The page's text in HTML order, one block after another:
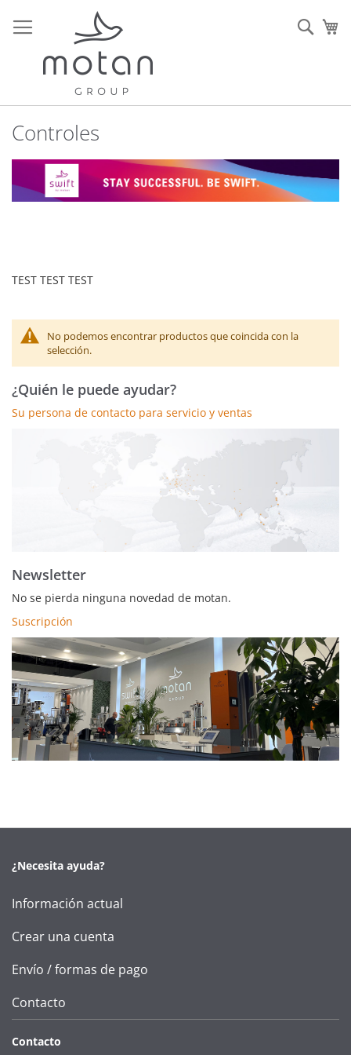
al
contenido
Controles
TEST TEST TEST
No podemos encontrar productos que coincida con la
selección.
¿Quién le puede ayudar?
Su persona de contacto para servicio y ventas
Newsletter
No se pierda ninguna novedad de motan.
Suscripción
¿Necesita ayuda?
Información actual
Crear una cuenta
Envío / formas de pago
Contacto
Contacto